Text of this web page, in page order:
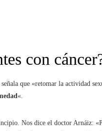
con
que «retomar la actividad
«.
Nos dice el doctor Arnáiz: